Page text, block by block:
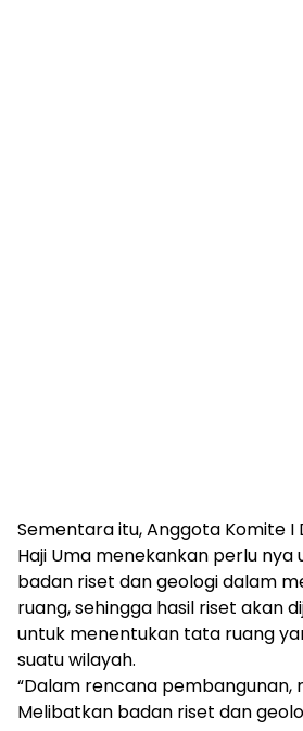
Sementara itu, Anggota Komite I
Haji Uma menekankan perlu
badan riset dan geologi dalam
ruang, sehingga hasil riset akan
untuk menentukan tata ruang
suatu wilayah.
“Dalam rencana pembangunan,
Melibatkan badan riset dan